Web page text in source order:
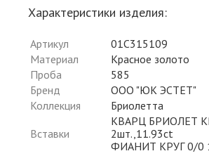
Характеристики изделия:
Артикул
01С315109
Материал
Красное золото
Проба
585
Бренд
ООО "ЮК ЭСТЕТ"
Коллекция
Бриолетта
Вставки
КВАРЦ БРИОЛЕТ
2шт.,11.93ct
ФИАНИТ КРУГ 0/0